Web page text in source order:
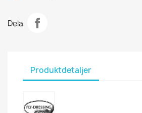
Dela
Produktdetaljer